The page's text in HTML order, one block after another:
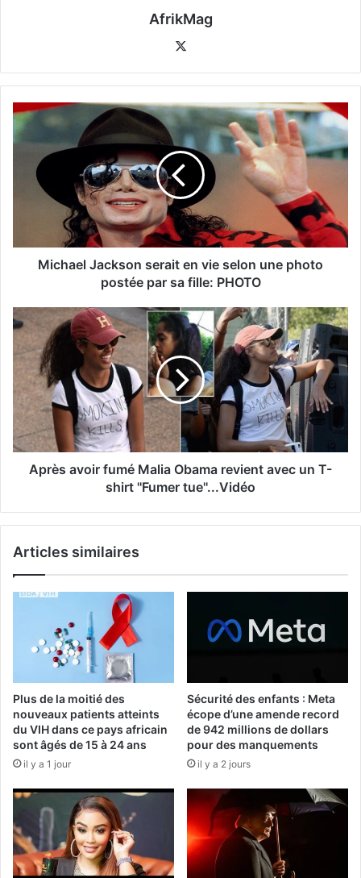
AfrikMag
Michael Jackson serait en vie selon une photo
postée par sa fille: PHOTO
Après avoir fumé Malia Obama revient avec un T-
shirt ''Fumer tue''...Vidéo
Articles similaires
Plus de la moitié des
nouveaux patients atteints
du VIH dans ce pays africain
sont âgés de 15 à 24 ans
il y a 1 jour
Sécurité des enfants : Meta
écope d’une amende record
de 942 millions de dollars
pour des manquements
il y a 2 jours